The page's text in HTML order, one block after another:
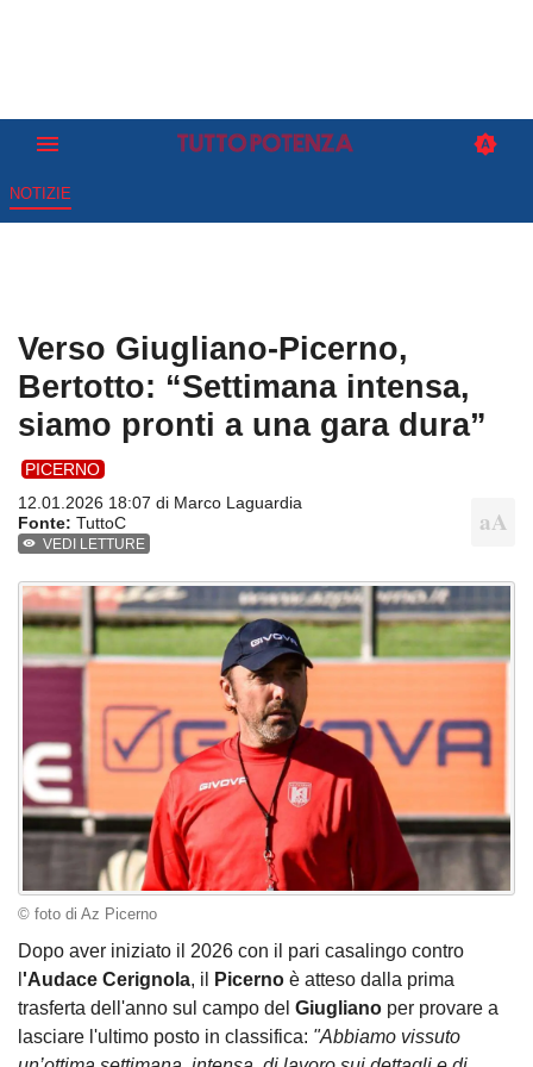
NOTIZIE
Verso Giugliano-Picerno,
Bertotto: “Settimana intensa,
siamo pronti a una gara dura”
PICERNO
12.01.2026 18:07 di Marco Laguardia
Fonte: TuttoC
VEDI LETTURE
© foto di Az Picerno
Dopo aver iniziato il 2026 con il pari casalingo contro
'Audace Cerignola, il Picerno è atteso dalla prima
trasferta dell'anno sul campo del Giugliano per provare a
lasciare l'ultimo posto in classifica: "Abbiamo vissuto